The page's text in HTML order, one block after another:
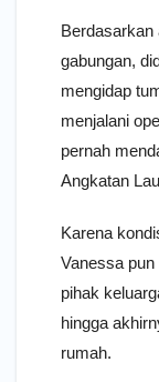
gabungan,
mengidap
menjalani
pernah
Angkatan
Karena
Vanessa
pihak
hingga
rumah.